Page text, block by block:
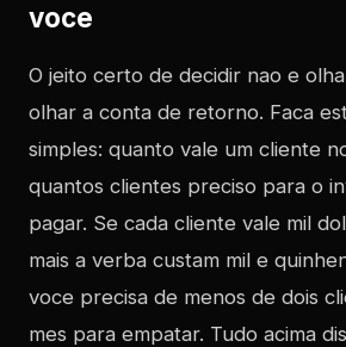
voce
O jeito certo de decidir nao e
olhar a conta de retorno. Faca
simples: quanto vale um cliente
quantos clientes preciso para o
pagar. Se cada cliente vale mil
mais a verba custam mil e
voce precisa de menos de dois
mes para empatar. Tudo acima